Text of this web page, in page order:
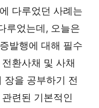
다루었던 사례는
루었는데, 오늘은
발행에 대해 필수
환사채 및 사채
장을 공부하기 전
련된 기본적인